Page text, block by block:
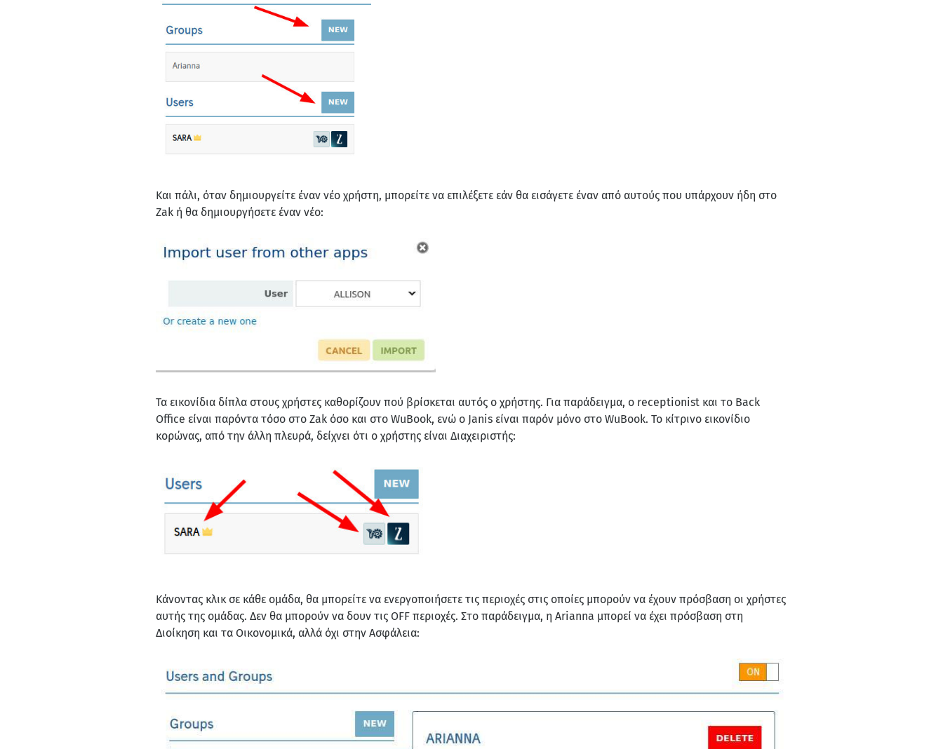
Και πάλι, όταν δημιουργείτε έναν νέο χρήστη, μπορείτε να επιλέξετε εάν θα εισάγετε έναν από αυτούς που υπάρχουν ήδη στο
Zak ή θα δημιουργήσετε έναν νέο:
Τα εικονίδια δίπλα στους χρήστες καθορίζουν πού βρίσκεται αυτός ο χρήστης. Για παράδειγμα, ο receptionist και το Back
Office είναι παρόντα τόσο στο Zak όσο και στο WuBook, ενώ ο Janis είναι παρόν μόνο στο WuBook. Το κίτρινο εικονίδιο
κορώνας, από την άλλη πλευρά, δείχνει ότι ο χρήστης είναι Διαχειριστής:
Κάνοντας κλικ σε κάθε ομάδα, θα μπορείτε να ενεργοποιήσετε τις περιοχές στις οποίες μπορούν να έχουν πρόσβαση οι χρήστες
αυτής της ομάδας. Δεν θα μπορούν να δουν τις OFF περιοχές. Στο παράδειγμα, η Arianna μπορεί να έχει πρόσβαση στη
Διοίκηση και τα Οικονομικά, αλλά όχι στην Ασφάλεια: